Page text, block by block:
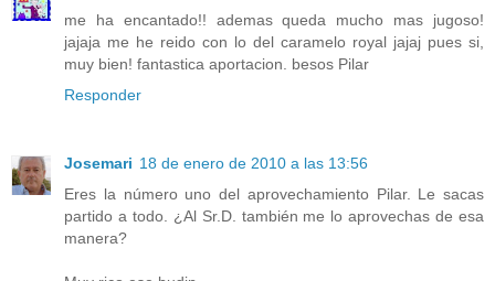
me ha encantado!! ademas queda mucho mas jugoso!
jajaja me he reido con lo del caramelo royal jajaj pues si,
muy bien! fantastica aportacion. besos Pilar
Responder
Josemari 18 de enero de 2010 a las 13:56
Eres la número uno del aprovechamiento Pilar. Le sacas
partido a todo. ¿Al Sr.D. también me lo aprovechas de esa
manera?